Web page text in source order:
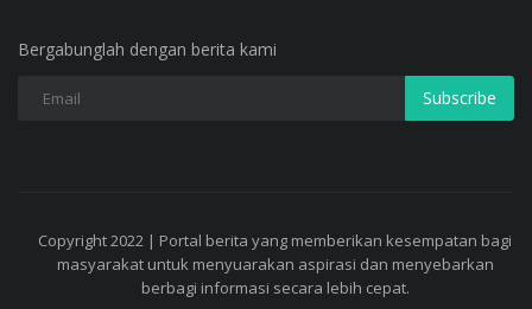
Bergabunglah dengan berita kami
Subscribe
Copyright 2022 | Portal berita yang memberikan kesempatan bagi
masyarakat untuk menyuarakan aspirasi dan menyebarkan
berbagi informasi secara lebih cepat.